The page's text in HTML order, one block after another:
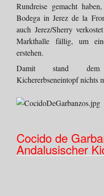
Rundreise gemacht
Bodega in Jerez de la
auch Jerez/Sherry
Markthalle fällig, um
erstehen.
Damit stand dem
Kichererbseneintopf nichts
Cocido de
Andalusischer